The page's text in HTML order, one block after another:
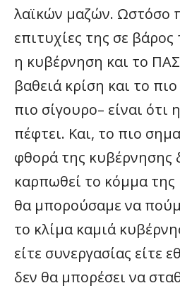
λαϊκών μαζών. Ωστόσο
επιτυχίες της σε
η κυβέρνηση και το
βαθειά κρίση και το
πιο σίγουρο– είναι ότι
πέφτει. Και, το πιο
φθορά της κυβέρνησης
καρπωθεί το κόμμα
θα μπορούσαμε να
το κλίμα καμιά
είτε συνεργασίας είτε
δεν θα μπορέσει να